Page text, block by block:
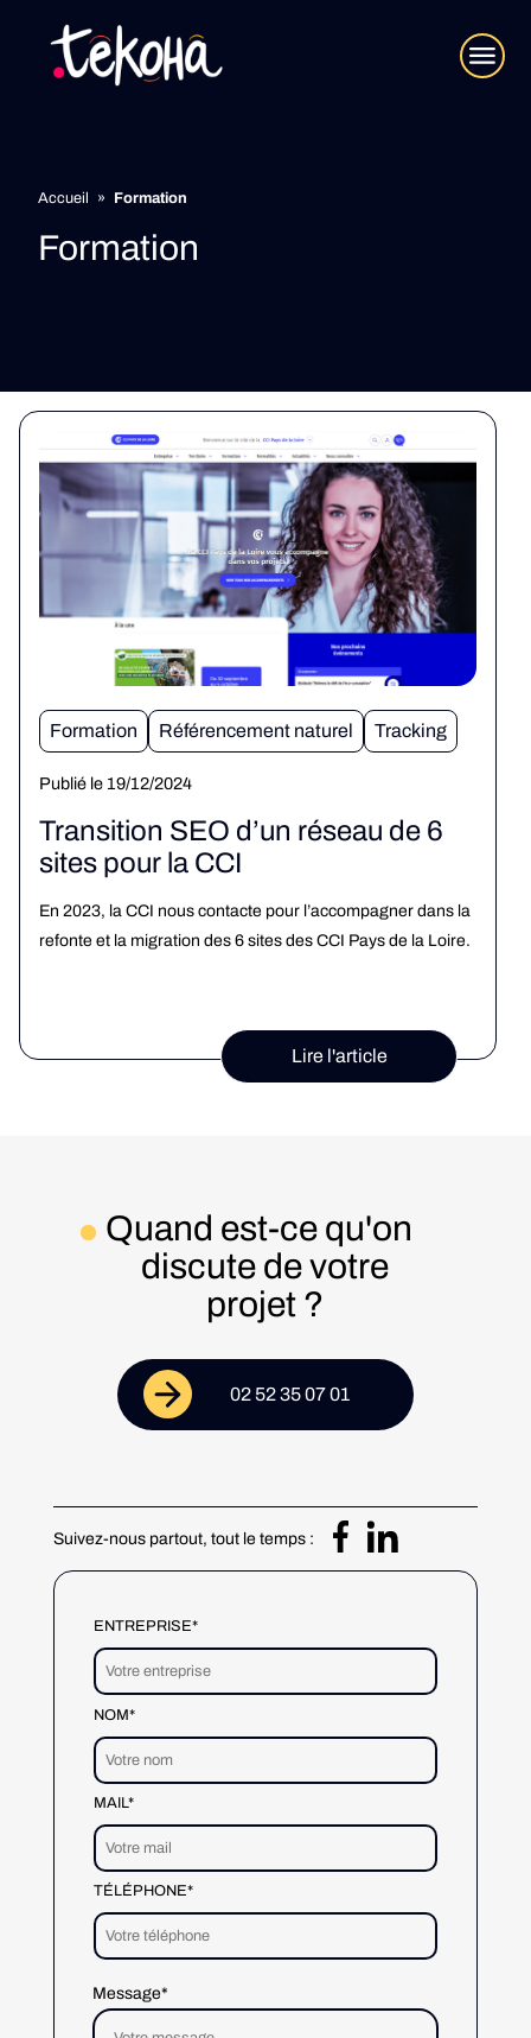
Accueil » Formation
Formation
Formation Référencement naturel Tracking
Publié le 19/12/2024
Transition SEO d’un réseau de 6
sites pour la CCI
En 2023, la CCI nous contacte pour l’accompagner dans la
refonte et la migration des 6 sites des CCI Pays de la Loire.
Lire l'article
Quand est-ce qu'on
discute de votre
projet ?
02 52 35 07 01
Suivez-nous partout, tout le temps :
ENTREPRISE*
NOM*
MAIL*
TÉLÉPHONE*
Message*